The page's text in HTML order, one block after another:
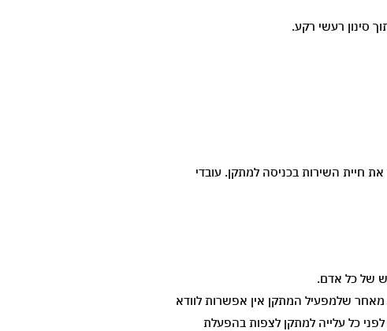
סינון רעשי רקע.
חיית השירות בכניסה למתקן. עובדי
של כל אדם.
שלמפעיל המתקן אין אפשרות לוודא
כל עלייה למתקן לצפות בהפעלת